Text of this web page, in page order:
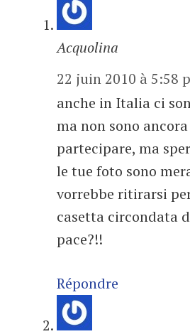
Acquolina
22 juin 2010 à 5:58
anche in Italia ci
ma non sono
partecipare, ma
le tue foto sono
vorrebbe ritirarsi
casetta circondata
pace?!!
Répondre